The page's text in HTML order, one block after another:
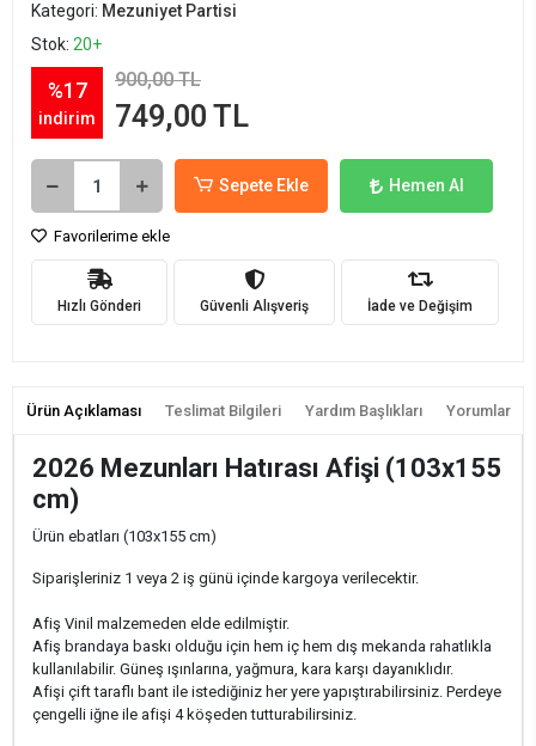
Kategori: Mezuniyet Partisi
Stok: 20+
%17
indirim
900,00 TL
749,00 TL
Sepete Ekle Hemen Al
Favorilerime ekle
Hızlı Gönderi Güvenli Alışveriş İade ve Değişim
Ürün Açıklaması Teslimat Bilgileri Yardım Başlıkları Yorumlar
2026 Mezunları Hatırası Afişi (103x155
cm)
Ürün ebatları (103x155 cm)
Siparişleriniz 1 veya 2 iş günü içinde kargoya verilecektir.
Afiş Vinil malzemeden elde edilmiştir.
Afiş brandaya baskı olduğu için hem iç hem dış mekanda rahatlıkla
kullanılabilir. Güneş ışınlarına, yağmura, kara karşı dayanıklıdır.
Afişi çift taraflı bant ile istediğiniz her yere yapıştırabilirsiniz. Perdeye
çengelli iğne ile afişi 4 köşeden tutturabilirsiniz.